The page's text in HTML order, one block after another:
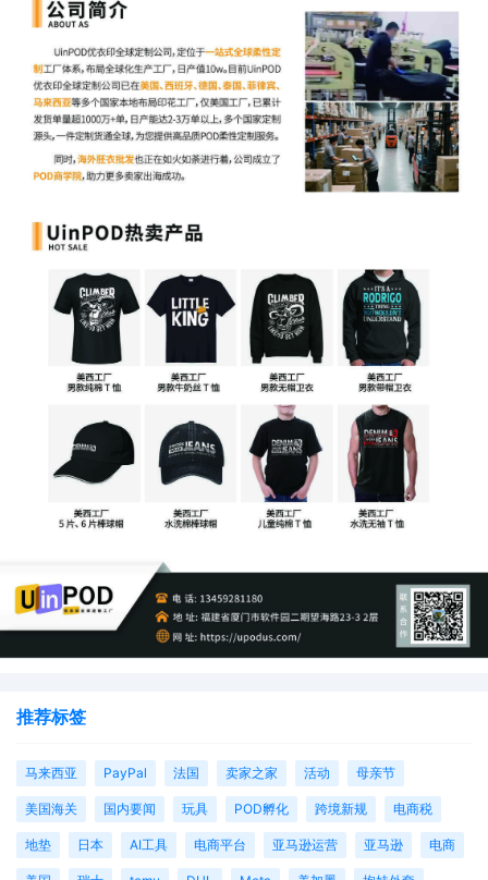
推荐标签
马来西亚 PayPal 法国 卖家之家 活动 母亲节
美国海关 国内要闻 玩具 POD孵化 跨境新规 电商税
地垫 日本 AI工具 电商平台 亚马逊运营 亚马逊 电商